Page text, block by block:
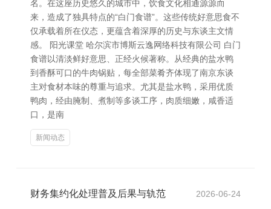
名。在这座历史悠久的城市中，饮食文化相通源源而
来，造成了独具特点的“白门食谱”。这些传统好意思食不
仅承载着所在仪态，更蕴含着深厚的历史与东谈主文情
感。 阳光课堂 哈尔滨市博斯云逸网络科技有限公司 白门
食谱以清淡鲜好意思、正经火候著称。从经典的盐水鸭
到香酥可口的牛肉锅贴，每全部菜肴齐体现了南京东谈
主对食材本味的尊重与追求。尤其是盐水鸭，采用优质
鸭肉，经由腌制、煮制等多谈工序，肉质细嫩，咸香适
口，是南
新闻动态
财务集约化处理普及后果与轨范 2026-06-24